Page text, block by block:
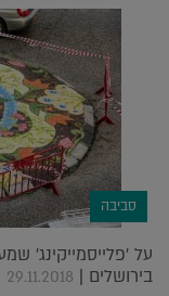
סביבה
על 'פלייסמייקינג'
בירושלים | 29.11.2018